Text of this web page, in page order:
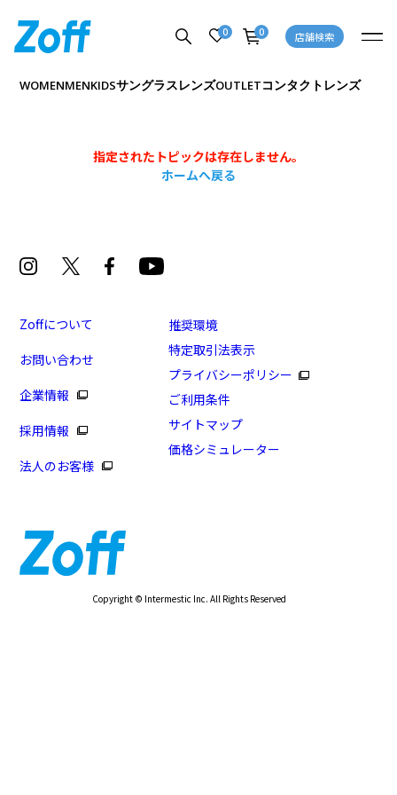
0 0 店舗検索
WOMENMENKIDSサングラスレンズOUTLETコンタクトレンズ
指定されたトピックは存在しません。
ホームへ戻る
Zoffについて
お問い合わせ
企業情報
採用情報
法人のお客様
推奨環境
特定取引法表示
プライバシーポリシー
ご利用条件
サイトマップ
価格シミュレーター
Copyright © Intermestic Inc. All Rights Reserved